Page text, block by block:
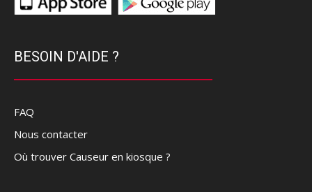
BESOIN D'AIDE ?
FAQ
Nous contacter
Où trouver Causeur en kiosque ?